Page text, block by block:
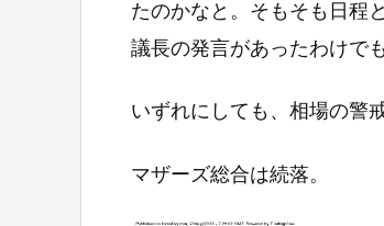
たのかなと。そもそも日程
議長の発言があったわけで
いずれにしても、相場の警
マザーズ総合は続落。